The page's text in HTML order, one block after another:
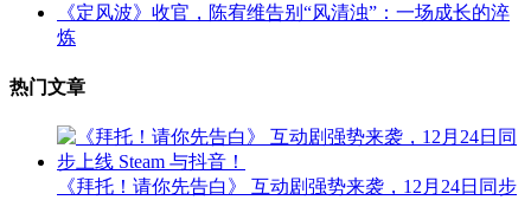
《定风波》收官，陈宥维告别“风清浊”：一场成长的淬
炼
热门文章
《拜托！请你先告白》 互动剧强势来袭，12月24日同步